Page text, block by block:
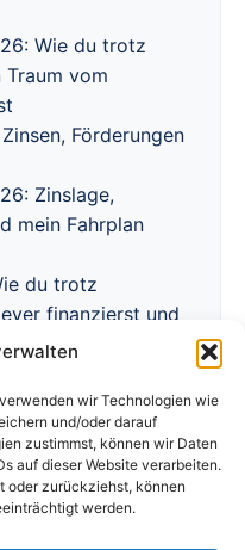
wir Technologien wie
und/oder darauf
zustimmst, können wir Daten
auf dieser Website verarbeiten.
oder zurückziehst, können
werden.
Wie du trotz
Traum vom
Förderungen
Zinslage,
mein Fahrplan
du trotz
finanzierst und